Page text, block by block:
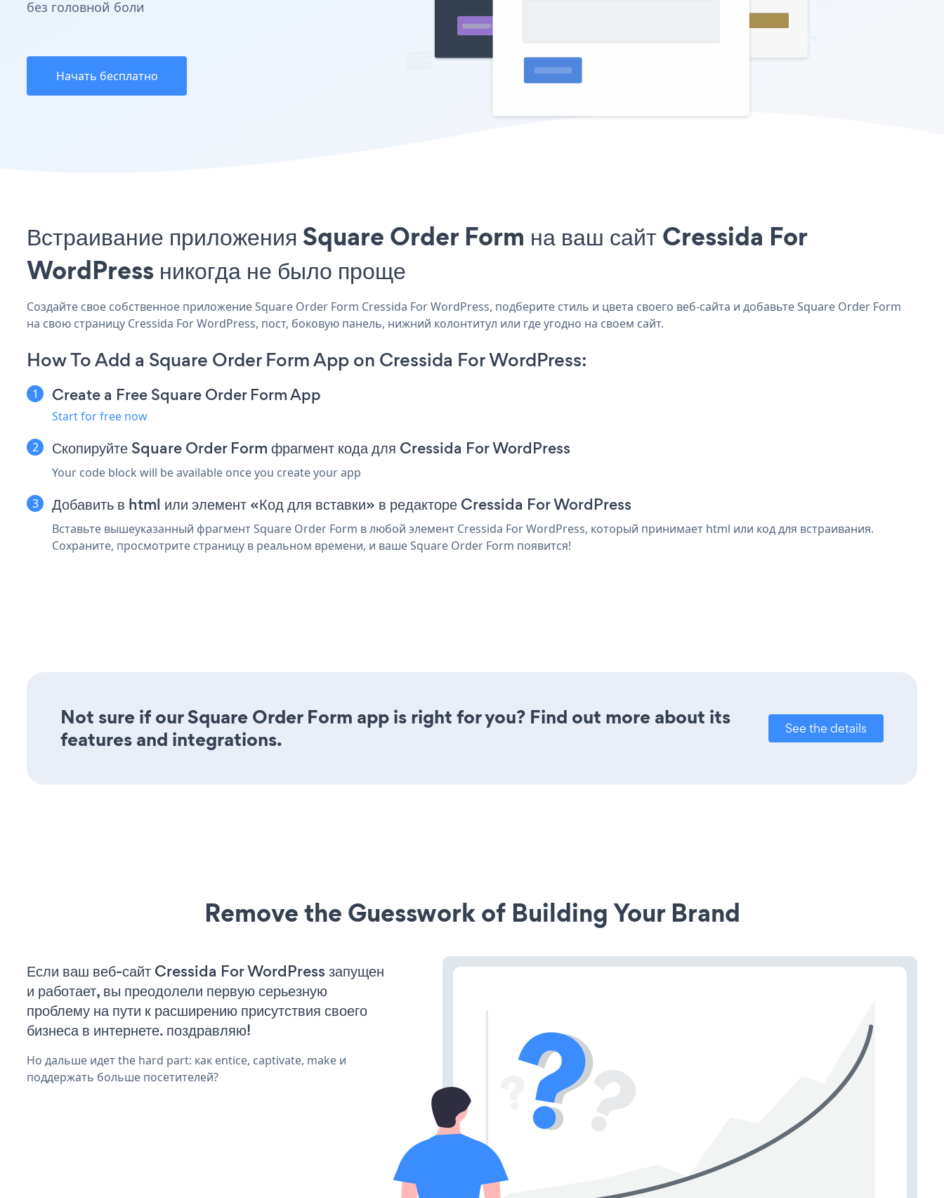
без головной боли
Начать бесплатно
Встраивание приложения Square Order Form на ваш сайт Cressida For
WordPress никогда не было проще
Создайте свое собственное приложение Square Order Form Cressida For WordPress, подберите стиль и цвета своего веб-сайта и добавьте Square Order Form
на свою страницу Cressida For WordPress, пост, боковую панель, нижний колонтитул или где угодно на своем сайт.
How To Add a Square Order Form App on Cressida For WordPress:
Create a Free Square Order Form App
Start for free now
Скопируйте Square Order Form фрагмент кода для Cressida For WordPress
Your code block will be available once you create your app
Добавить в html или элемент «Код для вставки» в редакторе Cressida For WordPress
Вставьте вышеуказанный фрагмент Square Order Form в любой элемент Cressida For WordPress, который принимает html или код для встраивания.
Сохраните, просмотрите страницу в реальном времени, и ваше Square Order Form появится!
Not sure if our Square Order Form app is right for you? Find out more about its
features and integrations.
See the details
Remove the Guesswork of Building Your Brand
Если ваш веб-сайт Cressida For WordPress запущен
и работает, вы преодолели первую серьезную
проблему на пути к расширению присутствия своего
бизнеса в интернете. поздравляю!
Но дальше идет the hard part: как entice, captivate, make и
поддержать больше посетителей?